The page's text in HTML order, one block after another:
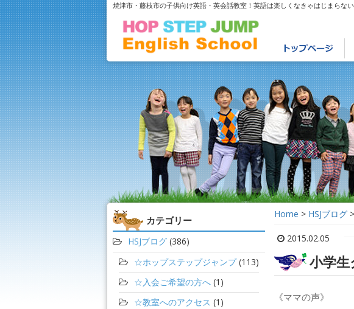
焼津市・藤枝市の子供向け英語・英会話教室！英語は楽しくなきゃはじまらない
Home > HSJブログ>
2015.02.05
小学生
《ママの声》
カテゴリー
HSJブログ(386)
☆ホップステップジャンプ(113)
☆入会ご希望の方へ(1)
☆教室へのアクセス (1)